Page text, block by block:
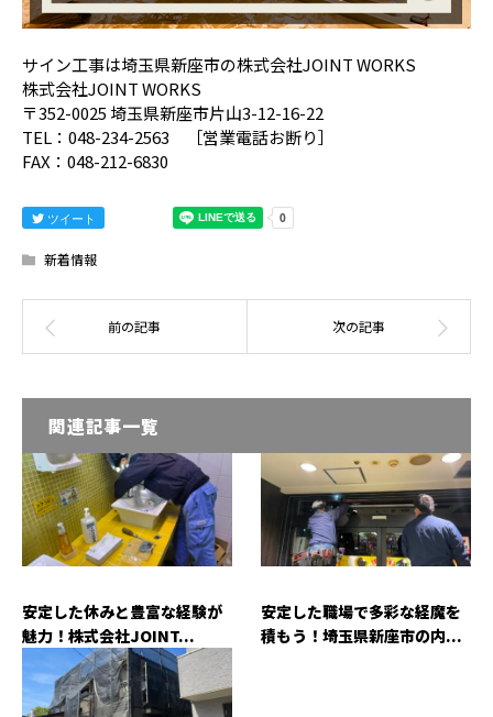
サイン工事は埼玉県新座市の株式会社JOINT WORKS
株式会社JOINT WORKS
〒352-0025 埼玉県新座市片山3-12-16-22
TEL：048-234-2563 ［営業電話お断り］
FAX：048-212-6830
ツイート
新着情報
関連記事一覧
安定した休みと豊富な経験が
魅力！株式会社JOINT...
安定した職場で多彩な経魔を
積もう！埼玉県新座市の内...